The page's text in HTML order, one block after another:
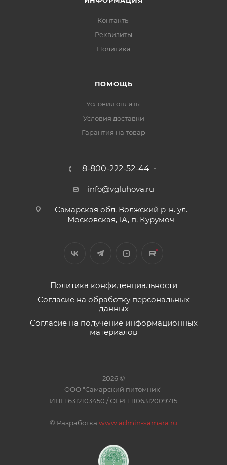
Контакты
Реквизиты
Политика
ПОМОЩЬ
Условия оплаты
Условия доставки
Гарантия на товар
8-800-222-52-44
info@vgluhova.ru
Самарская обл. Волжский р-н. ул.
Московская, 1А, п. Курумоч
Политика конфиденциальности
Согласие на обработку персональных
данных
Согласие на получение информационных
материалов
2026 ©
ООО "Самарский питомник"
ИНН 6312103450 / ОГРН 1106312009715
© Разработка www.admin-samara.ru